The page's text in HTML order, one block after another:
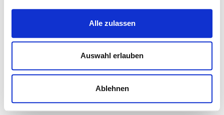
Alle zulassen
Auswahl erlauben
Ablehnen